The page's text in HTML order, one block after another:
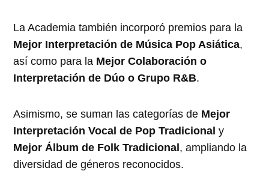
La Academia también incorporó premios para la
Mejor Interpretación de Música Pop Asiática,
así como para la Mejor Colaboración o
Interpretación de Dúo o Grupo R&B.
Asimismo, se suman las categorías de Mejor
Interpretación Vocal de Pop Tradicional y
Mejor Álbum de Folk Tradicional, ampliando la
diversidad de géneros reconocidos.